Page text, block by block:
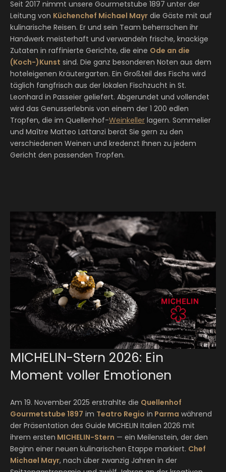
Seit 2017 nimmt unsere Gourmetstube 1897 unter der
Leitung von Küchenchef Michael Mayr die Gäste mit auf
kulinarische Reisen. Er und sein Team beherrschen ihr
Handwerk meisterhaft und verwandeln frische, knackige
Zutaten in raffinierte Gerichte, die eine Ode an die
(Koch-)Kunst sind. Die ganz besonderen Noten aus dem
hoteleigenen Kräutergarten. Ein Großteil des Fischs wird
täglich fangfrisch aus der lokalen Fischzucht in St.
Leonhard in Passeier geliefert. Abgerundet und vollendet
wird das Genusserlebnis von einem der 1 200 edlen
Tropfen, die im Quellenhof-Weinkeller lagern. Sommelier
und Maître Matteo Lattanzi berät Sie gern zu den
verschiedenen Weinen und kredenzt Ihnen zu jedem
Gericht den passenden Tropfen.
MICHELIN-Stern 2026: Ein
Moment voller Emotionen
Am 19. November 2025 erstrahlte die Quellenhof
Gourmetstube 1897 im Teatro Regio in Parma während
der Präsentation des Guide MICHELIN Italien 2026 mit
ihrem ersten MICHELIN-Stern — ein Meilenstein, der den
Beginn einer neuen kulinarischen Etappe markiert. Chef
Michael Mayr, nach über zwanzig Jahren in der